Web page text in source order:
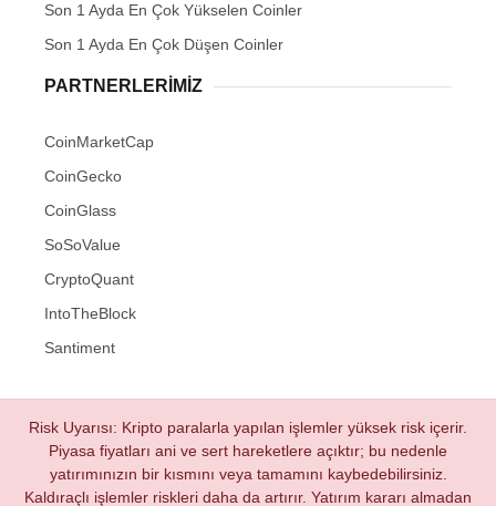
Son 1 Ayda En Çok Yükselen Coinler
Son 1 Ayda En Çok Düşen Coinler
PARTNERLERIMIZ
CoinMarketCap
CoinGecko
CoinGlass
SoSoValue
CryptoQuant
IntoTheBlock
Santiment
Risk Uyarısı: Kripto paralarla yapılan işlemler yüksek risk içerir.
Piyasa fiyatları ani ve sert hareketlere açıktır; bu nedenle
yatırımınızın bir kısmını veya tamamını kaybedebilirsiniz.
Kaldıraçlı işlemler riskleri daha da artırır. Yatırım kararı almadan